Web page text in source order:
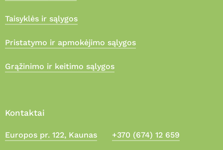
Suma:
Taisyklės ir sąlygos
Pristatymo ir apmokėjimo sąlygos
Grąžinimo ir keitimo sąlygos
Kontaktai
Europos pr. 122, Kaunas +370 (674) 12 659